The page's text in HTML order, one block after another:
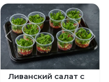
Предыдущий
Ливанский салат с